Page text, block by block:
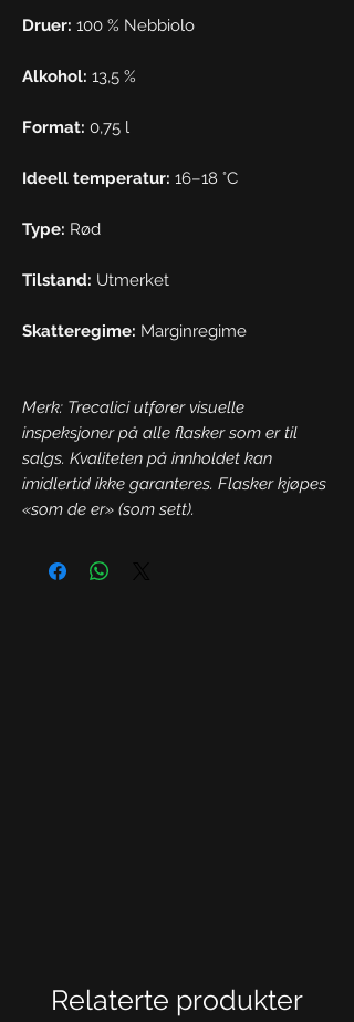
Druer: 100 % Nebbiolo
Alkohol: 13,5 %
Format: 0,75 l
Ideell temperatur: 16–18 °C
Type: Rød
Tilstand: Utmerket
Skatteregime: Marginregime
Merk: Trecalici utfører visuelle
inspeksjoner på alle flasker som er til
salgs. Kvaliteten på innholdet kan
imidlertid ikke garanteres. Flasker kjøpes
«som de er» (som sett).
Relaterte produkter